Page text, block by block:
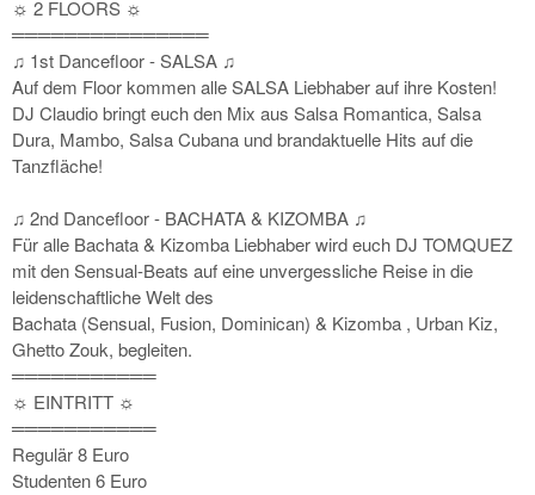
☼ 2 FLOORS ☼
═══════════════
♫ 1st Dancefloor - SALSA ♫
Auf dem Floor kommen alle SALSA Liebhaber auf ihre Kosten!
DJ Claudio bringt euch den Mix aus Salsa Romantica, Salsa
Dura, Mambo, Salsa Cubana und brandaktuelle Hits auf die
Tanzfläche!
♫ 2nd Dancefloor - BACHATA & KIZOMBA ♫
Für alle Bachata & Kizomba Liebhaber wird euch DJ TOMQUEZ
mit den Sensual-Beats auf eine unvergessliche Reise in die
leidenschaftliche Welt des
Bachata (Sensual, Fusion, Dominican) & Kizomba , Urban Kiz,
Ghetto Zouk, begleiten.
═══════════
☼ EINTRITT ☼
═══════════
Regulär 8 Euro
Studenten 6 Euro